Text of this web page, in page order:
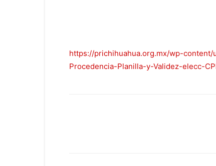
https://prichihuahua.org.mx/wp-
Procedencia-Planilla-y-Validez-elecc-